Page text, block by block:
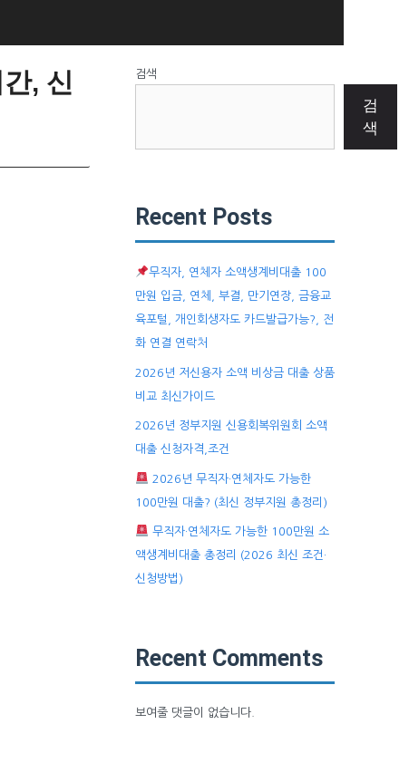
, 신
검색
검
색
Recent Posts
무직자, 연체자 소액생계비대출 100
만원 입금, 연체, 부결, 만기연장, 금융교
육포털, 개인회생자도 카드발급가능?, 전
화 연결 연락처
2026년 저신용자 소액 비상금 대출 상품
비교 최신가이드
2026년 정부지원 신용회복위원회 소액
대출 신청자격,조건
2026년 무직자·연체자도 가능한
100만원 대출? (최신 정부지원 총정리)
무직자·연체자도 가능한 100만원 소
액생계비대출 총정리 (2026 최신 조건·
신청방법)
Recent Comments
보여줄 댓글이 없습니다.